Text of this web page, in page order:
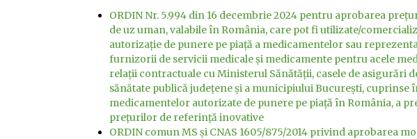
ORDIN Nr. 5.994 din 16 decembrie 2024 pentru aprobarea
de uz uman, valabile în România, care pot fi utilizate/
autorizaţie de punere pe piaţă a medicamentelor sau
furnizorii de servicii medicale şi medicamente pentru acele
relaţii contractuale cu Ministerul Sănătăţii, casele de asigurări
sănătate publică judeţene şi a municipiului Bucureşti,
medicamentelor autorizate de punere pe piaţă în România, a
preţurilor de referinţă inovative
ORDIN comun MS și CNAS 1605/875/2014 privind aprobarea